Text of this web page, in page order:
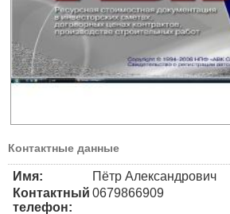
Контактные данные
Имя:
Пётр Александрович
Контактный
телефон:
0679866909